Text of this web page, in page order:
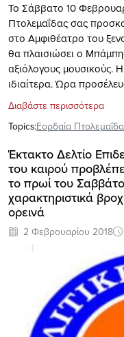
Το Σάββατο 10
Πτολεμαΐδας σας
στο Αμφιθέατρο του
θα πλαισιώσει ο
αξιόλογους μουσικούς.
ιδιαίτερα. Ώρα
Διαβάστε περισσότερα
Topics:Εορδαία Πτολεμαΐδα
Έκτακτο Δελτίο
του καιρού
το πρωί του
χαρακτηριστικά
ορεινά
2 Φεβρουαρίου 2018